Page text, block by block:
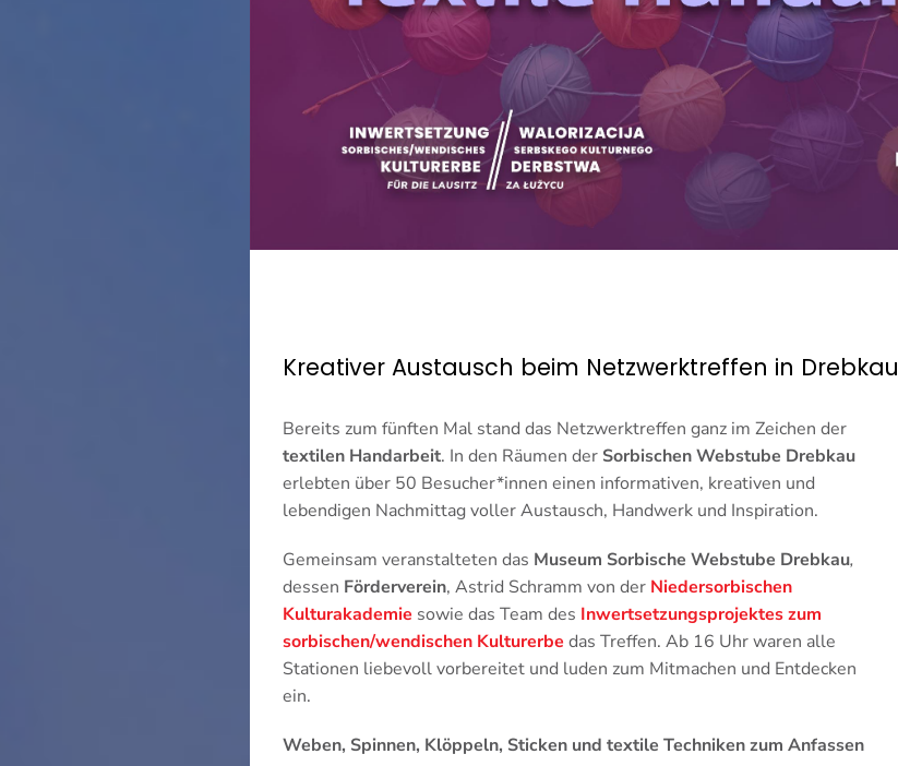
Kreativer Austausch beim Netzwerktreffen in Drebkau
Bereits zum fünften Mal stand das Netzwerktreffen ganz im Zeichen der
textilen Handarbeit. In den Räumen der Sorbischen Webstube Drebkau
erlebten über 50 Besucher*innen einen informativen, kreativen und
lebendigen Nachmittag voller Austausch, Handwerk und Inspiration.
Gemeinsam veranstalteten das Museum Sorbische Webstube Drebkau,
dessen Förderverein, Astrid Schramm von der Niedersorbischen
Kulturakademie sowie das Team des Inwertsetzungsprojektes zum
sorbischen/wendischen Kulturerbe das Treffen. Ab 16 Uhr waren alle
Stationen liebevoll vorbereitet und luden zum Mitmachen und Entdecken
ein.
Weben, Spinnen, Klöppeln, Sticken und textile Techniken zum Anfassen